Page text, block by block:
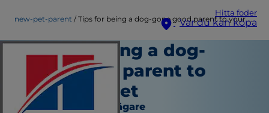
Hitta foder
Var du kan köpa
new-pet-parent Tips for being a dog-gone good parent to your new pet
Tips for being a dog-
gone good parent to
your new pet
Ny hund- eller kattägare